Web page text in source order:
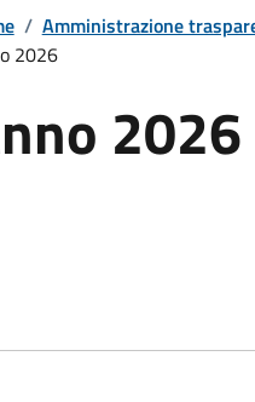
/ Amministrazione
2026
2026